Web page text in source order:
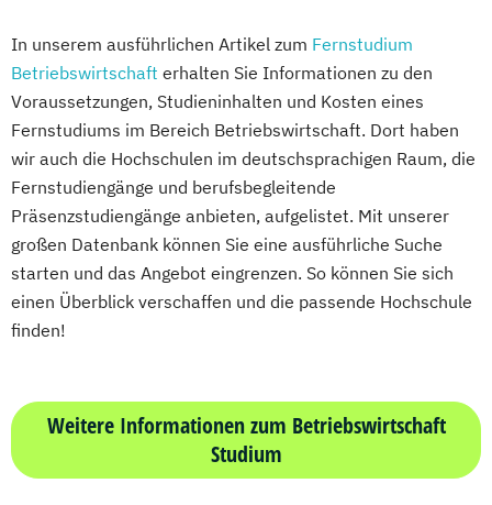
Verfahrenstechnik
Regenerative Energietechnik
Technikfolgen­abschätzung
Technische Betriebswirtschaft
Technische Informatik
Wasserstofftechnologien
Weiterbildung IT Sicherheit Management
Wirtschaftsinformatik
Wirtschaftsingenieurwesen
Wirtschaftsingenieurwesen Erneuerbare
In unserem ausführlichen Artikel zum Fernstudium
Betriebswirtschaft erhalten Sie Informationen zu den
Voraussetzungen, Studieninhalten und Kosten eines
Fernstudiums im Bereich Betriebswirtschaft. Dort haben
wir auch die Hochschulen im deutschsprachigen Raum, die
Fernstudiengänge und berufsbegleitende
Präsenzstudiengänge anbieten, aufgelistet. Mit unserer
großen Datenbank können Sie eine ausführliche Suche
starten und das Angebot eingrenzen. So können Sie sich
einen Überblick verschaffen und die passende Hochschule
finden!
Weitere Informationen zum Betriebswirtschaft
Studium